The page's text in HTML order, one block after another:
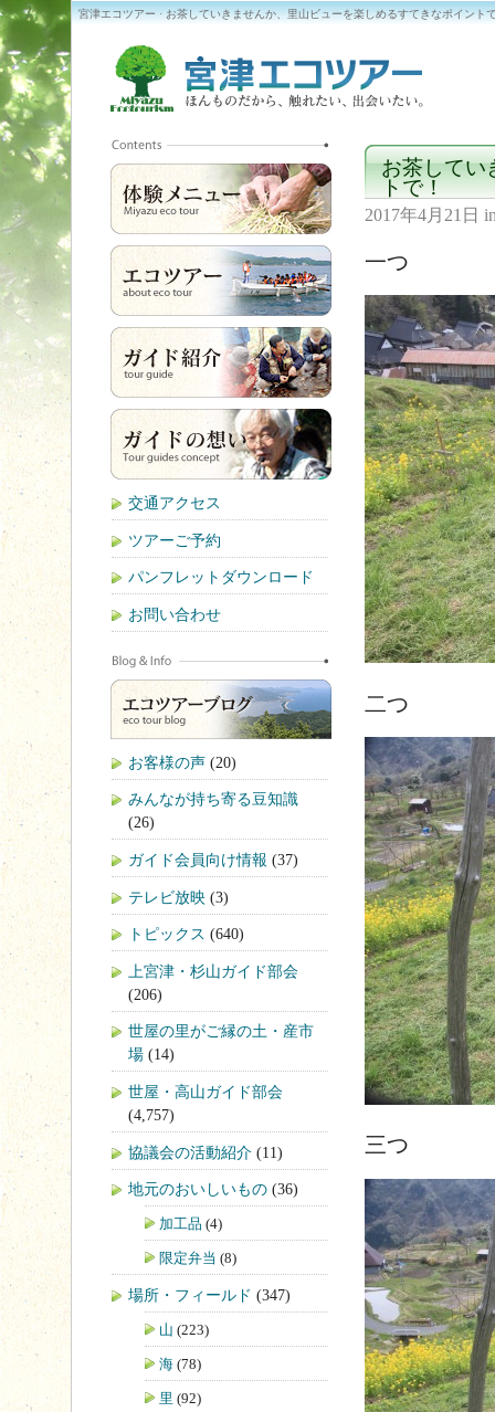
宮津エコツアー · お茶していきませんか、里山ビューを楽しめるすてきなポイント
お茶してい
トで！
2017年4月21日
一つ
二つ
三つ
交通アクセス
ツアーご予約
パンフレットダウンロード
お問い合わせ
お客様の声 (20)
みんなが持ち寄る豆知識
(26)
ガイド会員向け情報 (37)
テレビ放映 (3)
トピックス (640)
上宮津・杉山ガイド部会
(206)
世屋の里がご縁の土・産市
場 (14)
世屋・高山ガイド部会
(4,757)
協議会の活動紹介 (11)
地元のおいしいもの (36)
加工品 (4)
限定弁当 (8)
場所・フィールド (347)
山 (223)
海 (78)
里 (92)